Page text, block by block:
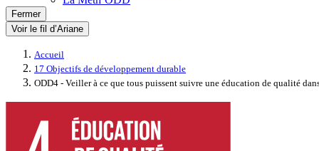
Fermer
Voir le fil d’Ariane
Accueil
17 Objectifs de développement durable
ODD4 - Veiller à ce que tous puissent suivre une éducation de qualité